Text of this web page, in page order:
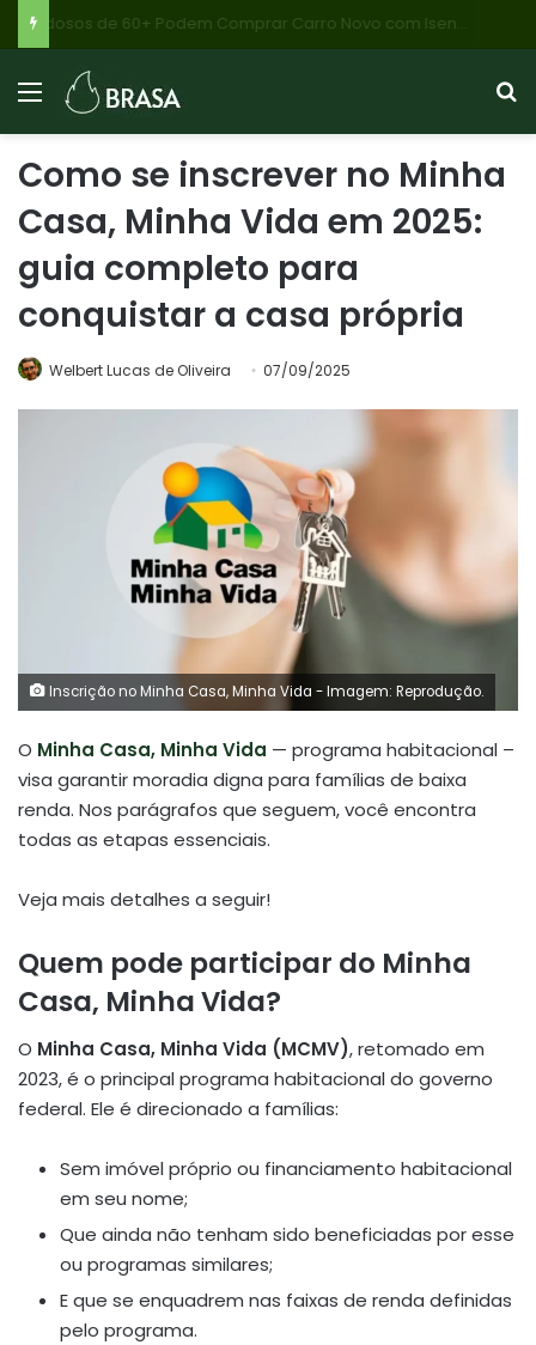
Como se inscrever no Minha
Casa, Minha Vida em 2025:
guia completo para
conquistar a casa própria
Welbert Lucas de Oliveira 07/09/2025
Inscrição no Minha Casa, Minha Vida - Imagem: Reprodução.
O Minha Casa, Minha Vida — programa habitacional –
visa garantir moradia digna para famílias de baixa
renda. Nos parágrafos que seguem, você encontra
todas as etapas essenciais.
Veja mais detalhes a seguir!
Quem pode participar do Minha
Casa, Minha Vida?
O Minha Casa, Minha Vida (MCMV), retomado em
2023, é o principal programa habitacional do governo
federal. Ele é direcionado a famílias:
Sem imóvel próprio ou financiamento habitacional
em seu nome;
Que ainda não tenham sido beneficiadas por esse
ou programas similares;
E que se enquadrem nas faixas de renda definidas
pelo programa.